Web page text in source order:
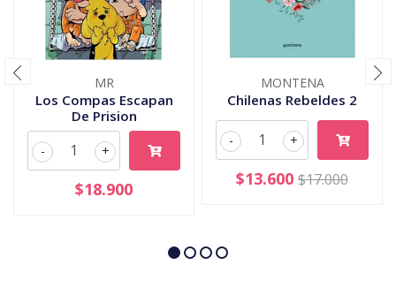
MR
Los Compas Escapan
De Prision
+
-
$18.900
MONTENA
Chilenas Rebeldes 2
+
-
$13.600 $17.000